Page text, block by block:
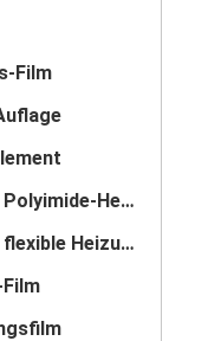
Film
Kundenspezifische Polyimide-Heizungen
Kundenspezifische flexible Heizung